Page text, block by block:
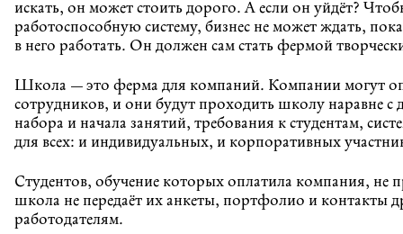
искать, он может стоить дорого. А если он уйдёт?
работоспособную систему, бизнес не может ждать,
в него работать. Он должен сам стать фермой
Школа — это ферма для компаний. Компании могут
сотрудников, и они будут проходить школу наравне с
набора и начала занятий, требования к студентам,
для всех: и индивидуальных, и корпоративных
Студентов, обучение которых оплатила компания, не
школа не передаёт их анкеты, портфолио и контакты
работодателям.